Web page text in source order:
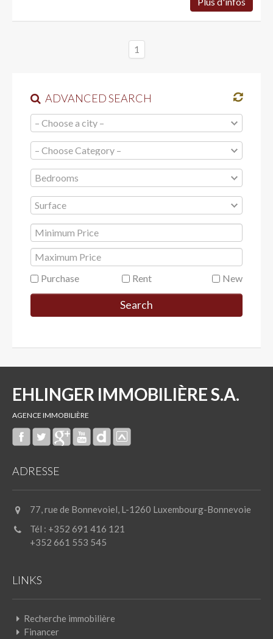
1
ADVANCED SEARCH
Purchase Rent New
EHLINGER IMMOBILIÈRE S.A.
AGENCE IMMOBILIÈRE
ADRESSE
77, rue de Bonnevoiel, L-1260 Luxembourg-Bonnevoie
Tél : +352 691 416 121
+352 661 553 545
LINKS
Recherche immobilière
Financer